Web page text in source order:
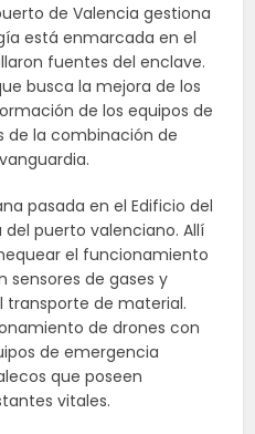
de Valencia gestiona
está enmarcada en el
fuentes del enclave.
busca la mejora de los
de los equipos de
de la combinación de
pasada en el Edificio del
del puerto valenciano. Allí
el funcionamiento
de gases y
transporte de material.
de drones con
de emergencia
que poseen
vitales.